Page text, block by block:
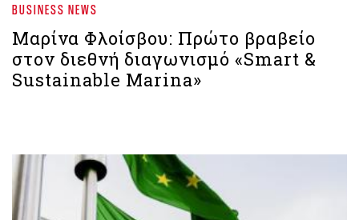
BUSINESS NEWS
Μαρίνα Φλοίσβου: Πρώτο βραβείο
στον διεθνή διαγωνισμό «Smart &
Sustainable Marina»